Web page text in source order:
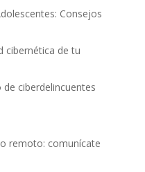
Consejos
cibernética de tu
ciberdelincuentes
remoto: comunícate